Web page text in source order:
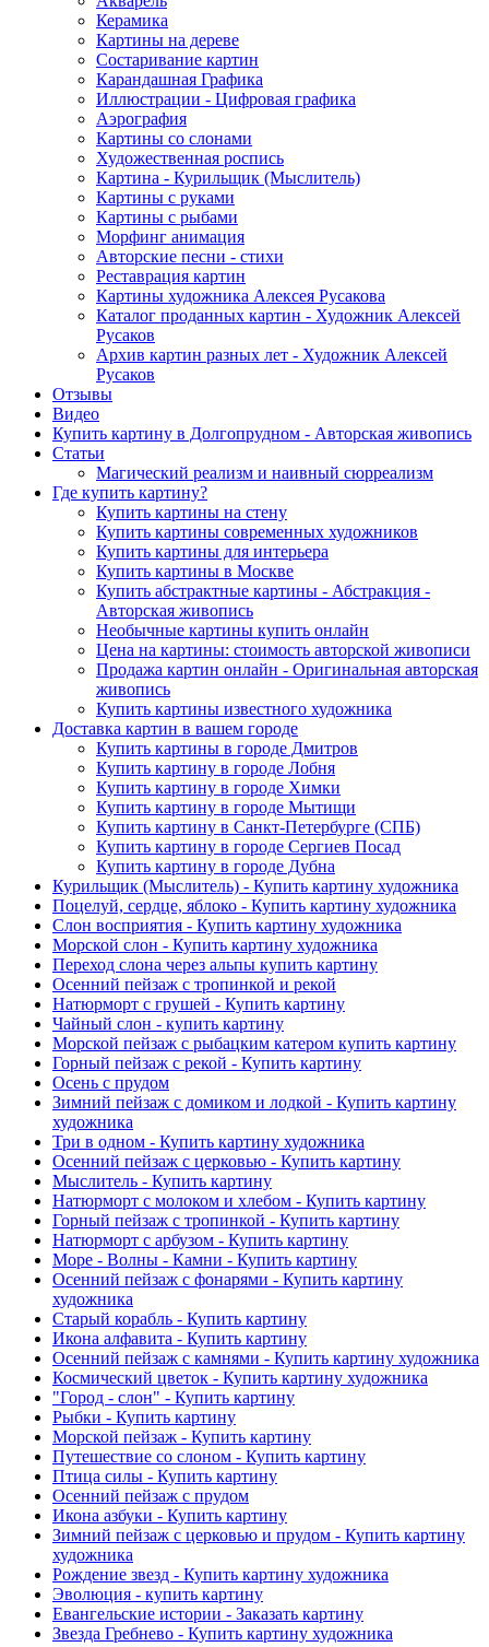
Керамика
Картины на дереве
Состаривание картин
Карандашная Графика
Иллюстрации - Цифровая графика
Аэрография
Картины со слонами
Художественная роспись
Картина - Курильщик (Мыслитель)
Картины с руками
Картины с рыбами
Морфинг анимация
Авторские песни - стихи
Реставрация картин
Картины художника Алексея Русакова
Каталог проданных картин - Художник Алексей
Русаков
Архив картин разных лет - Художник Алексей
Русаков
Отзывы
Видео
Купить картину в Долгопрудном - Авторская живопись
Статьи
Магический реализм и наивный сюрреализм
Где купить картину?
Купить картины на стену
Купить картины современных художников
Купить картины для интерьера
Купить картины в Москве
Купить абстрактные картины - Абстракция -
Авторская живопись
Необычные картины купить онлайн
Цена на картины: стоимость авторской живописи
Продажа картин онлайн - Оригинальная авторская
живопись
Купить картины известного художника
Доставка картин в вашем городе
Купить картины в городе Дмитров
Купить картину в городе Лобня
Купить картину в городе Химки
Купить картину в городе Мытищи
Купить картину в Санкт-Петербурге (СПБ)
Купить картину в городе Сергиев Посад
Купить картину в городе Дубна
Курильщик (Мыслитель) - Купить картину художника
Поцелуй, сердце, яблоко - Купить картину художника
Слон восприятия - Купить картину художника
Морской слон - Купить картину художника
Переход слона через альпы купить картину
Осенний пейзаж с тропинкой и рекой
Натюрморт с грушей - Купить картину
Чайный слон - купить картину
Морской пейзаж с рыбацким катером купить картину
Горный пейзаж с рекой - Купить картину
Осень с прудом
Зимний пейзаж с домиком и лодкой - Купить картину
художника
Три в одном - Купить картину художника
Осенний пейзаж с церковью - Купить картину
Мыслитель - Купить картину
Натюрморт с молоком и хлебом - Купить картину
Горный пейзаж с тропинкой - Купить картину
Натюрморт с арбузом - Купить картину
Море - Волны - Камни - Купить картину
Осенний пейзаж с фонарями - Купить картину
художника
Старый корабль - Купить картину
Икона алфавита - Купить картину
Осенний пейзаж с камнями - Купить картину художника
Космический цветок - Купить картину художника
"Город - слон" - Купить картину
Рыбки - Купить картину
Морской пейзаж - Купить картину
Путешествие со слоном - Купить картину
Птица силы - Купить картину
Осенний пейзаж с прудом
Икона азбуки - Купить картину
Зимний пейзаж с церковью и прудом - Купить картину
художника
Рождение звезд - Купить картину художника
Эволюция - купить картину
Евангельские истории - Заказать картину
Звезда Гребнево - Купить картину художника